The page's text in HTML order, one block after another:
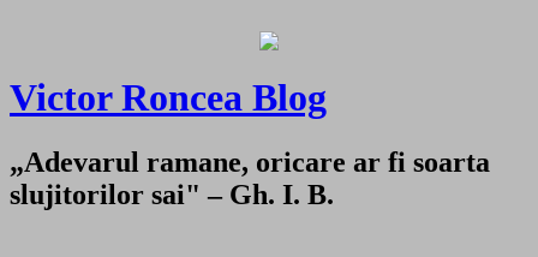
Victor Roncea Blog
„Adevarul ramane, oricare ar fi soarta
slujitorilor sai" – Gh. I. B.